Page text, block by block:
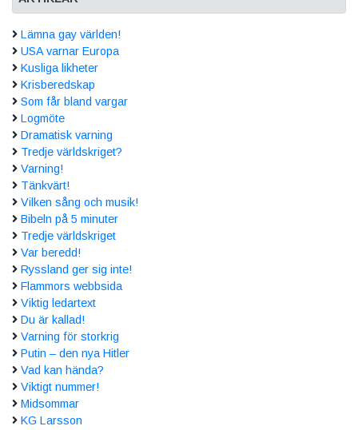
Lämna gay världen!
USA varnar Europa
Kusliga likheter
Krisberedskap
Som får bland vargar
Logmöte
Dramatisk varning
Tredje världskriget?
Varning!
Tänkvärt!
Vilken sång och musik!
Bibeln på 5 minuter
Tredje världskriget
Var beredd!
Ryssland ger sig inte!
Flammors webbsida
Viktig ledartext
Du är kallad!
Varning för storkrig
Putin – den nya Hitler
Vad kan hända?
Viktigt nummer!
Midsommar
KG Larsson